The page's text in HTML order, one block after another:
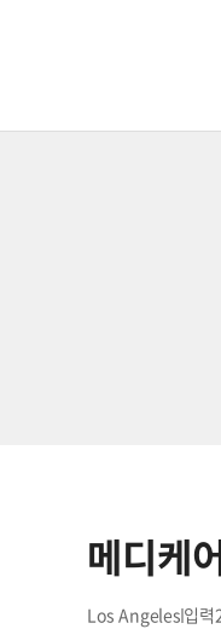
메디케
Los Angeles